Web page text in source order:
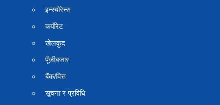
इन्स्योरेन्स
कर्पाेरेट
खेलकुद
पूँजीबजार
बैंक/वित्त
सूचना र प्रविधि